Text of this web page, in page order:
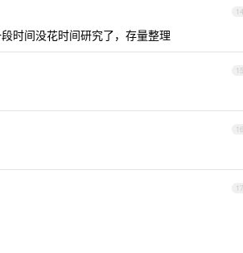
14
时间没花时间研究了，存量整理
15
16
17